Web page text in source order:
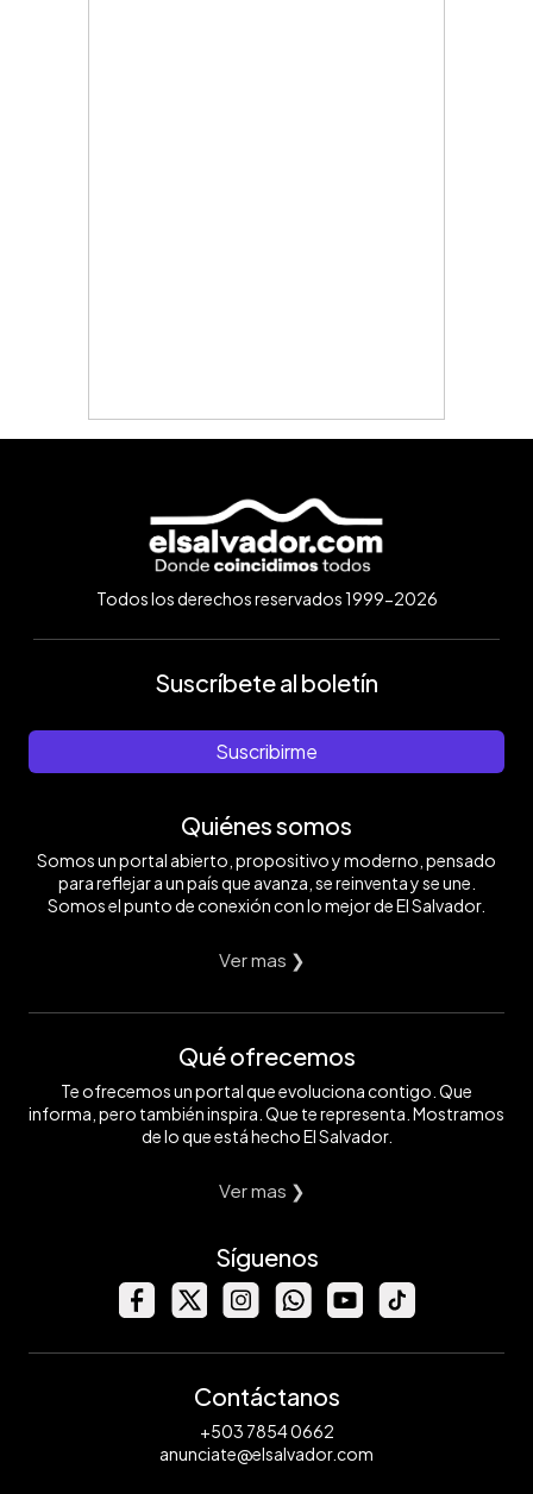
Todos los derechos reservados 1999-2026
Suscríbete al boletín
Suscribirme
Quiénes somos
Somos un portal abierto, propositivo y moderno, pensado
para reflejar a un país que avanza, se reinventa y se une.
Somos el punto de conexión con lo mejor de El Salvador.
Ver mas ❯
Qué ofrecemos
Te ofrecemos un portal que evoluciona contigo. Que
informa, pero también inspira. Que te representa. Mostramos
de lo que está hecho El Salvador.
Ver mas ❯
Síguenos
Contáctanos
+503 7854 0662
anunciate@elsalvador.com